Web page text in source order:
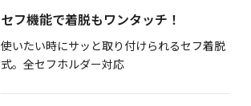
セフ機能で着脱もワンタッチ！
使いたい時にサッと取り付けられるセフ着脱
式。全セフホルダー対応